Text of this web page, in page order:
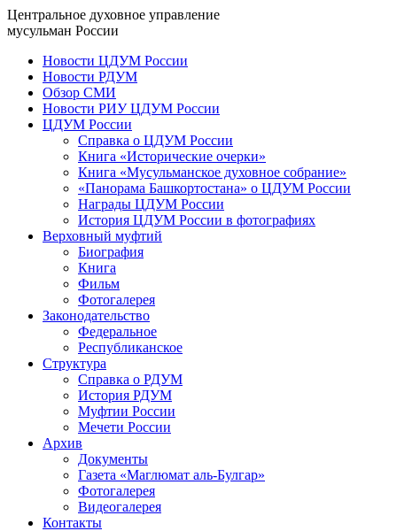
Центральное духовное управление
мусульман России
Новости ЦДУМ России
Новости РДУМ
Обзор СМИ
Новости РИУ ЦДУМ России
ЦДУМ России
Справка о ЦДУМ России
Книга «Исторические очерки»
Книга «Мусульманское духовное собрание»
«Панорама Башкортостана» о ЦДУМ России
Награды ЦДУМ России
История ЦДУМ России в фотографиях
Верховный муфтий
Биография
Книга
Фильм
Фотогалерея
Законодательство
Федеральное
Республиканское
Структура
Справка о РДУМ
История РДУМ
Муфтии России
Мечети России
Архив
Документы
Газета «Маглюмат аль-Булгар»
Фотогалерея
Видеогалерея
Контакты